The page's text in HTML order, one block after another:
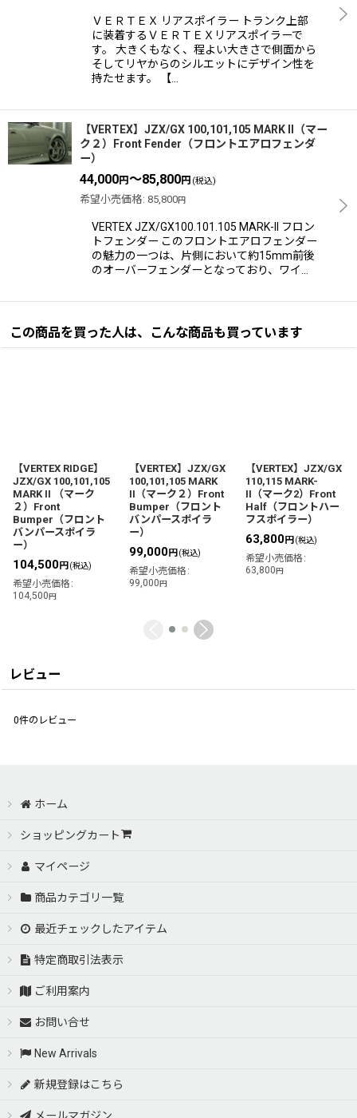
ＶＥＲＴＥＸ リアスポイラー トランク上部
に装着するＶＥＲＴＥＸリアスポイラーで
す。 大きくもなく、程よい大きさで側面から
そしてリヤからのシルエットにデザイン性を
持たせます。 【…
【VERTEX】JZX/GX 100,101,105 MARK II（マー
ク２）Front Fender（フロントエアロフェンダ
ー）
44,000円～85,800円 (税込)
希望小売価格: 85,800円
VERTEX JZX/GX100.101.105 MARK-II フロン
トフェンダー このフロントエアロフェンダー
の魅力の一つは、片側において約15mm前後
のオーバーフェンダーとなっており、ワイ…
この商品を買った人は、こんな商品も買っています
【VERTEX RIDGE】
JZX/GX 100,101,105
MARK II （マーク
２）Front
Bumper（フロント
バンパースポイラ
ー）
104,500円(税込)
希望小売価格 :
104,500円
【VERTEX】JZX/GX
100,101,105 MARK
II（マーク２）Front
Bumper（フロント
バンパースポイラ
ー）
99,000円(税込)
希望小売価格 :
99,000円
【VERTEX】JZX/GX
110,115 MARK-
II（マーク2）Front
Half（フロントハー
フスポイラー）
63,800円(税込)
希望小売価格 :
63,800円
レビュー
0件のレビュー
ホーム
ショッピングカート
マイページ
商品カテゴリ一覧
最近チェックしたアイテム
特定商取引法表示
ご利用案内
お問い合せ
New Arrivals
新規登録はこちら